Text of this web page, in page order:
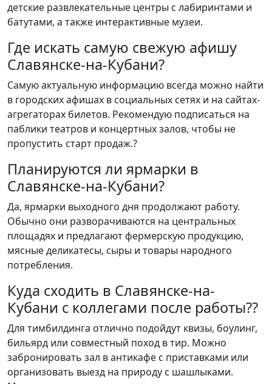
детские развлекательные центры с лабиринтами и
батутами, а также интерактивные музеи.
Где искать самую свежую афишу
Славянске-на-Кубани?
Самую актуальную информацию всегда можно найти
в городских афишах в социальных сетях и на сайтах-
агрегаторах билетов. Рекомендую подписаться на
паблики театров и концертных залов, чтобы не
пропустить старт продаж.?
Планируются ли ярмарки в
Славянске-на-Кубани?
Да, ярмарки выходного дня продолжают работу.
Обычно они разворачиваются на центральных
площадях и предлагают фермерскую продукцию,
мясные деликатесы, сыры и товары народного
потребления.
Куда сходить в Славянске-на-
Кубани с коллегами после работы??
Для тимбилдинга отлично подойдут квизы, боулинг,
бильярд или совместный поход в тир. Можно
забронировать зал в антикафе с приставками или
организовать выезд на природу с шашлыками.